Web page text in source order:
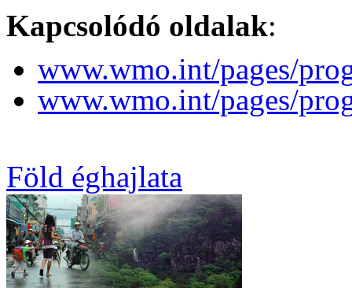
Kapcsolódó oldalak:
www.wmo.int/pages/
www.wmo.int/pages/
Föld éghajlata